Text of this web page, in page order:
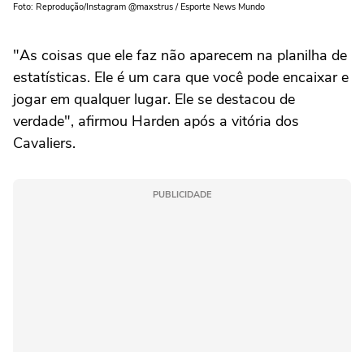
Foto: Reprodução/Instagram @maxstrus / Esporte News Mundo
"As coisas que ele faz não aparecem na planilha de
estatísticas. Ele é um cara que você pode encaixar e
jogar em qualquer lugar. Ele se destacou de
verdade", afirmou Harden após a vitória dos
Cavaliers.
PUBLICIDADE